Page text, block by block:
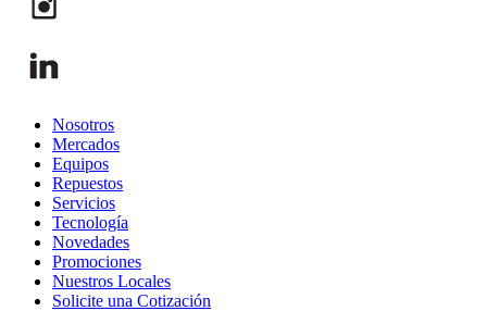
Nosotros
Mercados
Equipos
Repuestos
Servicios
Tecnología
Novedades
Promociones
Nuestros Locales
Solicite una Cotización